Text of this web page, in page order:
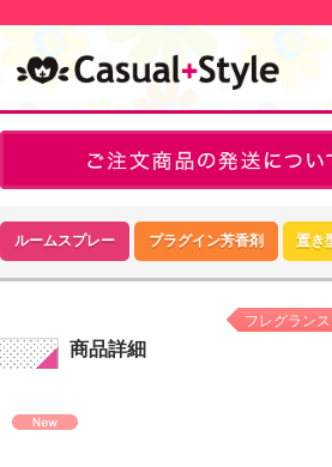
ルームスプレー プラグイン芳香剤 置き
商品詳細
フレグラン